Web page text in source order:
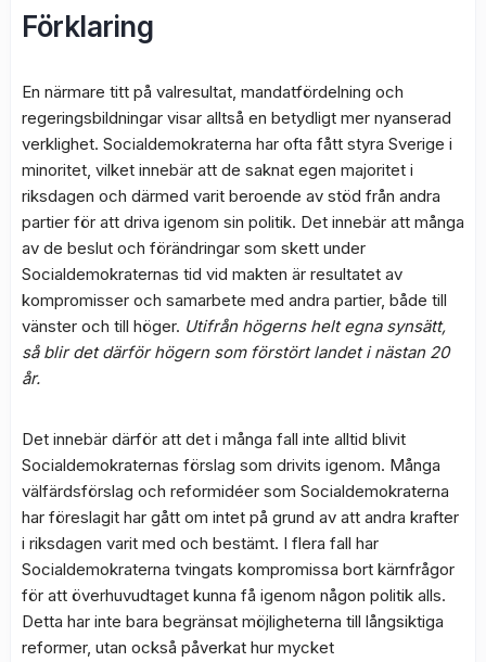
Förklaring
En närmare titt på valresultat, mandatfördelning och
regeringsbildningar visar alltså en betydligt mer nyanserad
verklighet. Socialdemokraterna har ofta fått styra Sverige i
minoritet, vilket innebär att de saknat egen majoritet i
riksdagen och därmed varit beroende av stöd från andra
partier för att driva igenom sin politik. Det innebär att många
av de beslut och förändringar som skett under
Socialdemokraternas tid vid makten är resultatet av
kompromisser och samarbete med andra partier, både till
vänster och till höger. Utifrån högerns helt egna synsätt,
så blir det därför högern som förstört landet i nästan 20
år.
Det innebär därför att det i många fall inte alltid blivit
Socialdemokraternas förslag som drivits igenom. Många
välfärdsförslag och reformidéer som Socialdemokraterna
har föreslagit har gått om intet på grund av att andra krafter
i riksdagen varit med och bestämt. I flera fall har
Socialdemokraterna tvingats kompromissa bort kärnfrågor
för att överhuvudtaget kunna få igenom någon politik alls.
Detta har inte bara begränsat möjligheterna till långsiktiga
reformer, utan också påverkat hur mycket